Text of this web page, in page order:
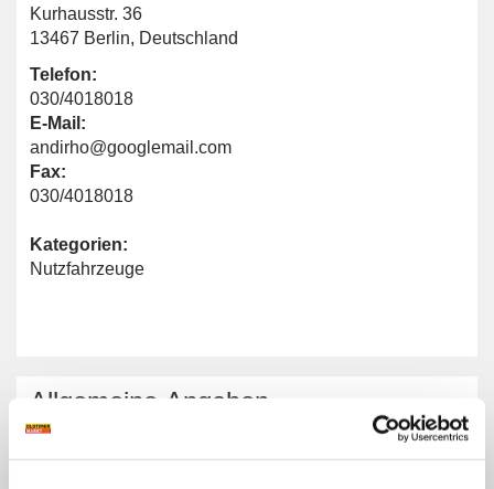
Kurhausstr. 36
13467 Berlin, Deutschland
Telefon:
030/4018018
E-Mail:
andirho@googlemail.com
Fax:
030/4018018
Kategorien:
Nutzfahrzeuge
Allgemeine Angaben
Nutzfahrzeugmarken: